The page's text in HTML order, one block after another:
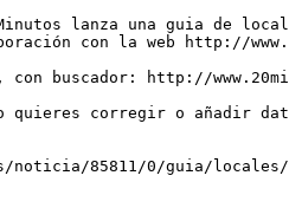
lanza una guia de
con la web http://
buscador: http://
quieres corregir o añadir
noticia/85811/0/guia/